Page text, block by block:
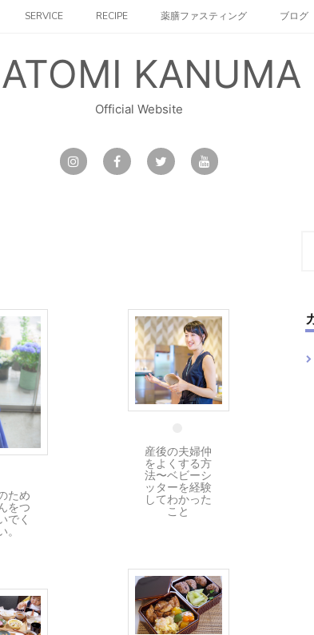
SERVICE RECIPE 薬膳ファスティング ブログ
KANUMA
Official Website
29 11月
ため
をつ
でく
。
29 11月
産後の夫婦仲
をよくする方
法〜ベビーシ
ッターを経験
してわかった
こと
26 11月